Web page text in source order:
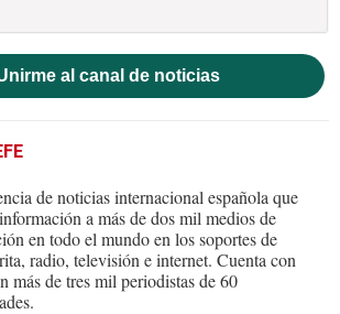
al canal de noticias
de noticias internacional española que
a más de dos mil medios de
en todo el mundo en los soportes de
radio, televisión e internet. Cuenta con
más de tres mil periodistas de 60